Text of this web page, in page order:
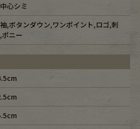
心シミ
,ボタンダウン,ワンポイント,ロゴ,刺
ポニー